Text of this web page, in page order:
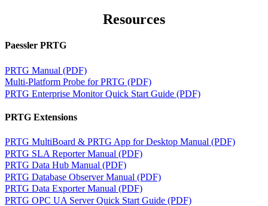
Resources
Paessler PRTG
PRTG Manual (PDF)
Multi-Platform Probe for PRTG (PDF)
PRTG Enterprise Monitor Quick Start Guide (PDF)
PRTG Extensions
PRTG MultiBoard & PRTG App for Desktop Manual (PDF)
PRTG SLA Reporter Manual (PDF)
PRTG Data Hub Manual (PDF)
PRTG Database Observer Manual (PDF)
PRTG Data Exporter Manual (PDF)
PRTG OPC UA Server Quick Start Guide (PDF)